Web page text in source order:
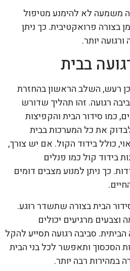
משמעה לא להימנע מטיפול
בצורה פרואקטיבית. כך ניתן
יותר.
בבית
רעש, השלב הראשון בהחזרת
רגועה. זהו תהליך שדורש
כמו סידור הבית והקפיצות
את כל המערכות בבית
כולל בידוד הקול. אם יש צורך,
בידוד קול כמו פנלים
כך ניתן למנוע מצבים דומים
הבית בצורה שתשדר רוגע.
וצבעים מרגיעים יכולים
סביבה רגועה תסייע להקל
הסכסוך ותאפשר לכל בני הבית
במהירות רבה יותר.